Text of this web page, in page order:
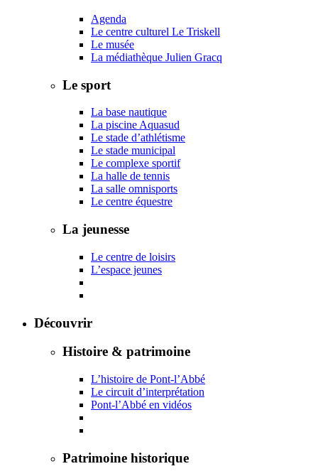
Agenda
Le centre culturel Le Triskell
Le musée
La médiathèque Julien Gracq
Le sport
La base nautique
La piscine Aquasud
Le stade d’athlétisme
Le stade municipal
Le complexe sportif
La halle de tennis
La salle omnisports
Le centre équestre
La jeunesse
Le centre de loisirs
L’espace jeunes
Découvrir
Histoire & patrimoine
L’histoire de Pont-l’Abbé
Le circuit d’interprétation
Pont-l’Abbé en vidéos
Patrimoine historique